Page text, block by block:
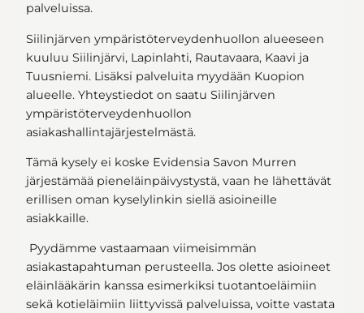
palveluissa.
Siilinjärven ympäristöterveydenhuollon alueeseen
kuuluu Siilinjärvi, Lapinlahti, Rautavaara, Kaavi ja
Tuusniemi. Lisäksi palveluita myydään Kuopion
alueelle. Yhteystiedot on saatu Siilinjärven
ympäristöterveydenhuollon
asiakashallintajärjestelmästä.
Tämä kysely ei koske Evidensia Savon Murren
järjestämää pieneläinpäivystystä, vaan he lähettävät
erillisen oman kyselylinkin siellä asioineille
asiakkaille.
Pyydämme vastaamaan viimeisimmän
asiakastapahtuman perusteella. Jos olette asioineet
eläinlääkärin kanssa esimerkiksi tuotantoeläimiin
sekä kotieläimiin liittyvissä palveluissa, voitte vastata